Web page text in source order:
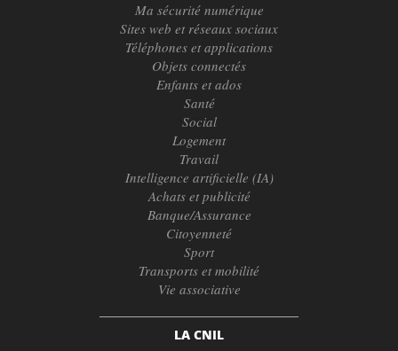
Ma sécurité numérique
Sites web et réseaux sociaux
Téléphones et applications
Objets connectés
Enfants et ados
Santé
Social
Logement
Travail
Intelligence artificielle (IA)
Achats et publicité
Banque/Assurance
Citoyenneté
Sport
Transports et mobilité
Vie associative
LA CNIL